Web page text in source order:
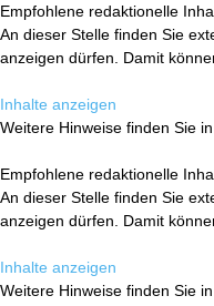
Empfohlene redaktionelle
An dieser Stelle finden Sie
anzeigen dürfen. Damit
Inhalte anzeigen
Weitere Hinweise finden Sie
Empfohlene redaktionelle
An dieser Stelle finden Sie
anzeigen dürfen. Damit
Inhalte anzeigen
Weitere Hinweise finden Sie